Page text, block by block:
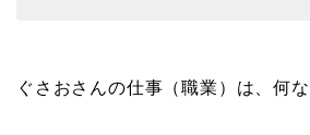
ぐさおさんの仕事（職業）は、何